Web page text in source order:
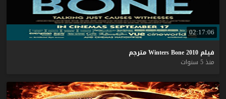
02:17:06
فيلم Winters Bone 2010
مترجم
منذ 5 سنوات